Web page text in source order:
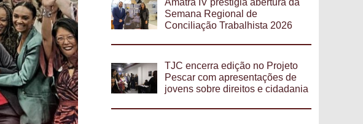
Semana Regional de
Conciliação Trabalhista 2026
TJC encerra edição no Projeto
Pescar com apresentações de
jovens sobre direitos e cidadania